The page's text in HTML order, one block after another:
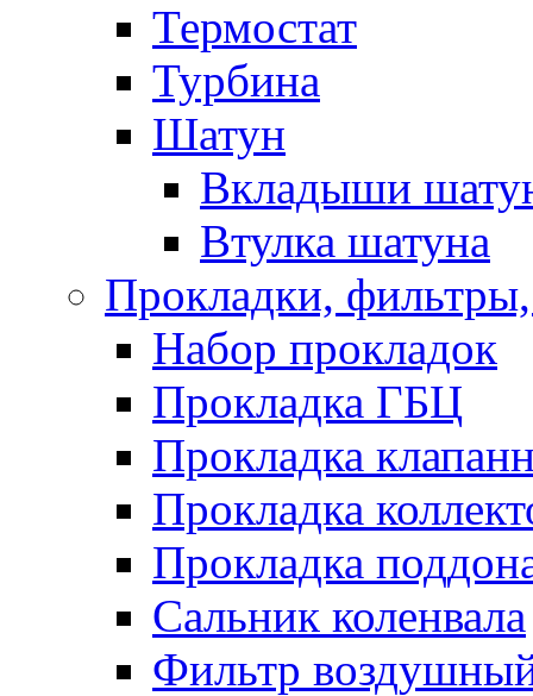
Термостат
Турбина
Шатун
Вкладыши
Втулка шатуна
Прокладки,
Набор прокладок
Прокладка ГБЦ
Прокладка
Прокладка
Прокладка
Сальник коленвала
Фильтр